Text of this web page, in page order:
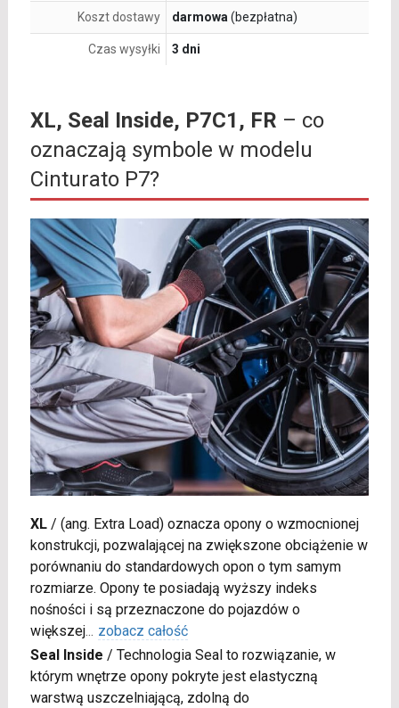
Koszt dostawy darmowa (bezpłatna)
Czas wysyłki 3 dni
XL, Seal Inside, P7C1, FR – co
oznaczają symbole w modelu
Cinturato P7?
XL/ (ang. Extra Load) oznacza opony o wzmocnionej
konstrukcji, pozwalającej na zwiększone obciążenie w
porównaniu do standardowych opon o tym samym
rozmiarze. Opony te posiadają wyższy indeks
nośności i są przeznaczone do pojazdów o
większej... zobacz całość
Seal Inside / Technologia Seal to rozwiązanie, w
którym wnętrze opony pokryte jest elastyczną
warstwą uszczelniającą, zdolną do